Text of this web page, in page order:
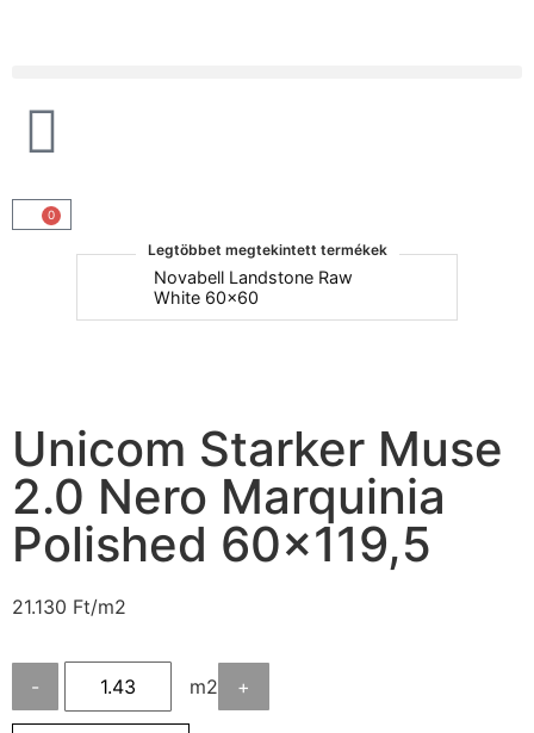
0
Legtöbbet megtekintett termékek
Novabell Landstone Raw
White 60x60
Unicom Starker Muse
2.0 Nero Marquinia
Polished 60×119,5
21.130 Ft/m2
- m2 +